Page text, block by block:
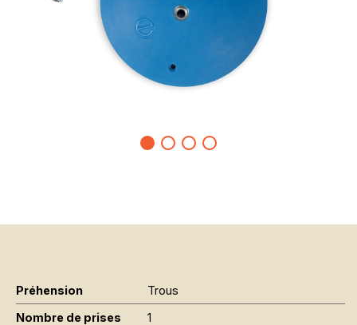
Préhension
Trous
Nombre de prises
1